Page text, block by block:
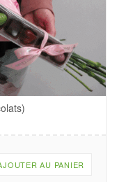
AU PANIER